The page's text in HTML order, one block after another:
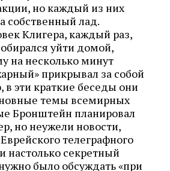
но каждый из них
собственный лад.
Клигера, каждый раз,
уйти домой,
на несколько минут
прикрывал за собой
в эти краткие беседы они
темы всемирных
Бронштейн планировал
но неужели новости,
телеграфного
настолько секретный
было обсуждать «при